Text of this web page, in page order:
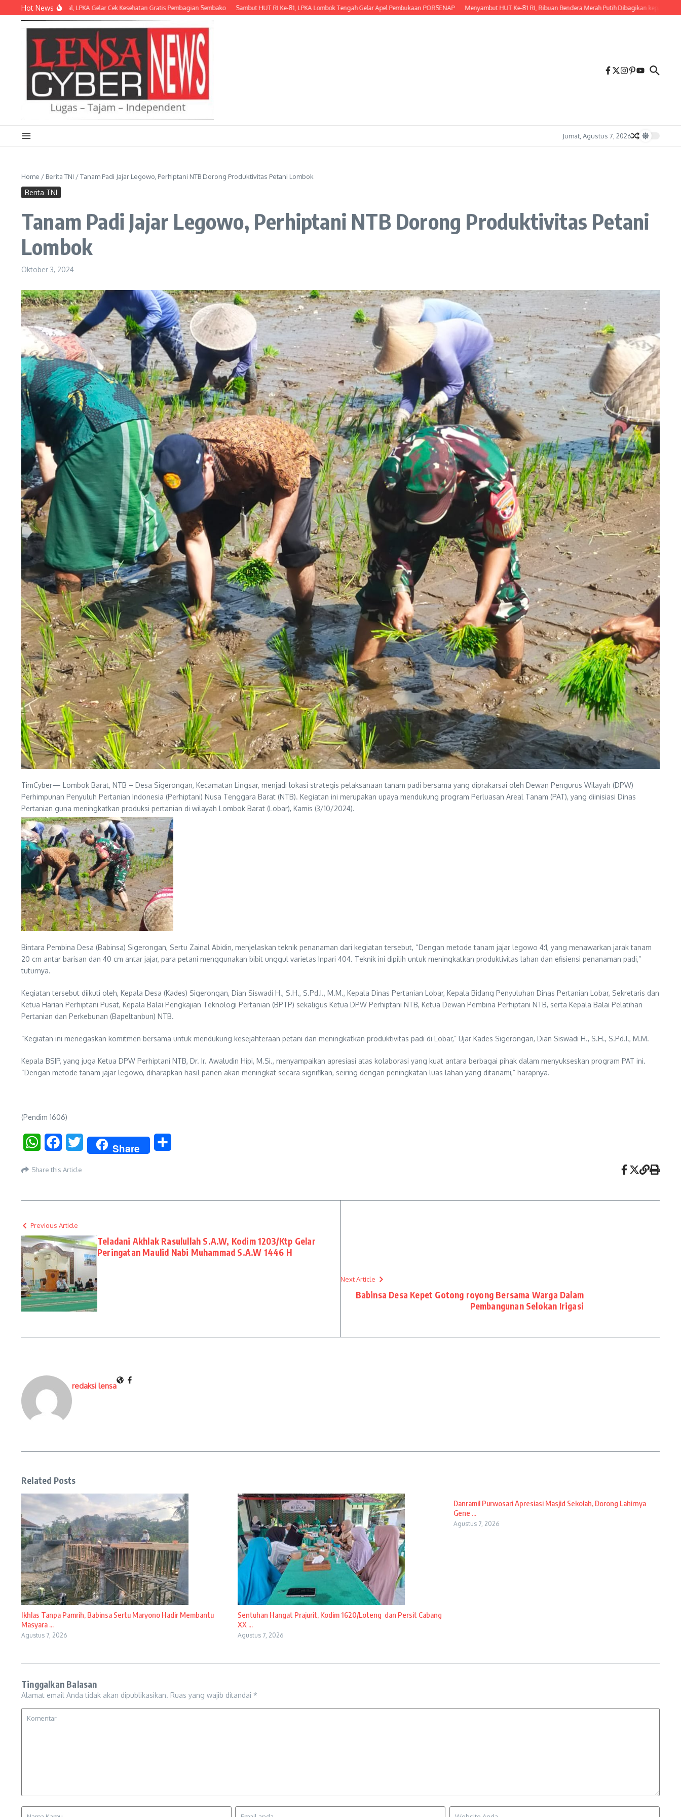
Lewati ke konten
Hot News
Sosial, LPKA Gelar Cek Kesehatan Gratis Pembagian Sembako Sambut HUT RI Ke-81, LPKA Lombok Tengah Gelar Apel Pembukaan PORSENAP Menyambut HUT Ke-81 RI, Ribuan Bendera Merah Putih Dibagikan kepada Masyarakat
Jumat, Agustus 7, 2026
Home / Berita TNI /Tanam Padi Jajar Legowo, Perhiptani NTB Dorong Produktivitas Petani Lombok
Berita TNI
Tanam Padi Jajar Legowo, Perhiptani NTB Dorong Produktivitas Petani
Lombok
Oktober 3, 2024
TimCyber— Lombok Barat, NTB – Desa Sigerongan, Kecamatan Lingsar, menjadi lokasi strategis pelaksanaan tanam padi bersama yang diprakarsai oleh Dewan Pengurus Wilayah (DPW)
Perhimpunan Penyuluh Pertanian Indonesia (Perhiptani) Nusa Tenggara Barat (NTB). Kegiatan ini merupakan upaya mendukung program Perluasan Areal Tanam (PAT), yang diinisiasi Dinas
Pertanian guna meningkatkan produksi pertanian di wilayah Lombok Barat (Lobar), Kamis (3/10/2024).
Bintara Pembina Desa (Babinsa) Sigerongan, Sertu Zainal Abidin, menjelaskan teknik penanaman dari kegiatan tersebut, “Dengan metode tanam jajar legowo 4:1, yang menawarkan jarak tanam
20 cm antar barisan dan 40 cm antar jajar, para petani menggunakan bibit unggul varietas Inpari 404. Teknik ini dipilih untuk meningkatkan produktivitas lahan dan efisiensi penanaman padi,”
tuturnya.
Kegiatan tersebut diikuti oleh, Kepala Desa (Kades) Sigerongan, Dian Siswadi H., S.H., S.Pd.I., M.M., Kepala Dinas Pertanian Lobar, Kepala Bidang Penyuluhan Dinas Pertanian Lobar, Sekretaris dan
Ketua Harian Perhiptani Pusat, Kepala Balai Pengkajian Teknologi Pertanian (BPTP) sekaligus Ketua DPW Perhiptani NTB, Ketua Dewan Pembina Perhiptani NTB, serta Kepala Balai Pelatihan
Pertanian dan Perkebunan (Bapeltanbun) NTB.
“Kegiatan ini menegaskan komitmen bersama untuk mendukung kesejahteraan petani dan meningkatkan produktivitas padi di Lobar,” Ujar Kades Sigerongan, Dian Siswadi H., S.H., S.Pd.I., M.M.
Kepala BSIP, yang juga Ketua DPW Perhiptani NTB, Dr. Ir. Awaludin Hipi, M.Si., menyampaikan apresiasi atas kolaborasi yang kuat antara berbagai pihak dalam menyukseskan program PAT ini.
“Dengan metode tanam jajar legowo, diharapkan hasil panen akan meningkat secara signifikan, seiring dengan peningkatan luas lahan yang ditanami,” harapnya.
(Pendim 1606)
WhatsAppFacebookTwitter Share
Share this Article
Previous Article
Teladani Akhlak Rasulullah S.A.W, Kodim 1203/Ktp Gelar
Peringatan Maulid Nabi Muhammad S.A.W 1446 H
Next Article
Babinsa Desa Kepet Gotong royong Bersama Warga Dalam
Pembangunan Selokan Irigasi
redaksi lensa
Related Posts
Ikhlas Tanpa Pamrih, Babinsa Sertu Maryono Hadir Membantu
Masyara ...
Agustus 7, 2026
Sentuhan Hangat Prajurit, Kodim 1620/Loteng dan Persit Cabang
XX ...
Agustus 7, 2026
Danramil Purwosari Apresiasi Masjid Sekolah, Dorong Lahirnya
Gene ...
Agustus 7, 2026
Tinggalkan Balasan
Alamat email Anda tidak akan dipublikasikan. Ruas yang wajib ditandai *